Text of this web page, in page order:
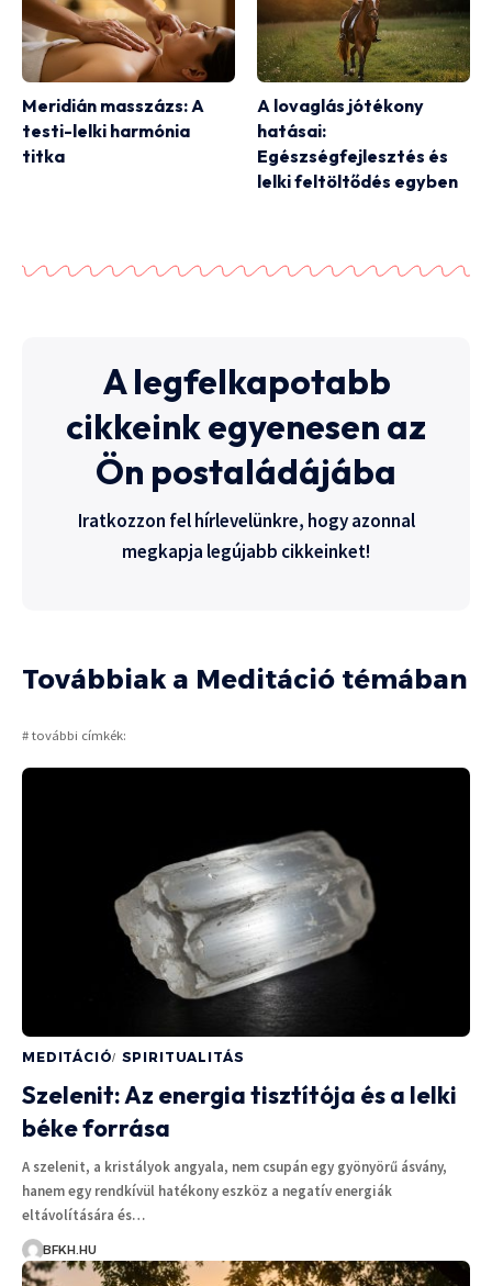
Meridián masszázs: A
testi-lelki harmónia
titka
A lovaglás jótékony
hatásai:
Egészségfejlesztés és
lelki feltöltődés egyben
A legfelkapotabb
cikkeink egyenesen az
Ön postaládájába
Iratkozzon fel hírlevelünkre, hogy azonnal
megkapja legújabb cikkeinket!
Továbbiak a Meditáció témában
# további címkék:
MEDITÁCIÓ SPIRITUALITÁS
Szelenit: Az energia tisztítója és a lelki
béke forrása
A szelenit, a kristályok angyala, nem csupán egy gyönyörű ásvány,
hanem egy rendkívül hatékony eszköz a negatív energiák
eltávolítására és…
BFKH.HU